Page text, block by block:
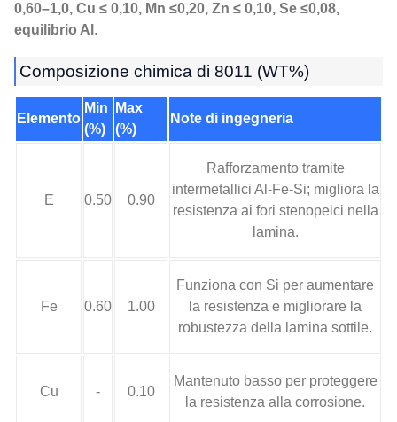
0,60–1,0, Cu ≤ 0,10, Mn ≤0,20, Zn ≤ 0,10, Se ≤0,08,
equilibrio Al .
Composizione chimica di 8011 (WT%)
Elemento
Min
(%)
Max
(%)
Note di ingegneria
E 0.50 0.90
Rafforzamento tramite
intermetallici Al-Fe-Si; migliora la
resistenza ai fori stenopeici nella
lamina.
Fe 0.60 1.00
Funziona con Si per aumentare
la resistenza e migliorare la
robustezza della lamina sottile.
Cu - 0.10
Mantenuto basso per proteggere
la resistenza alla corrosione.